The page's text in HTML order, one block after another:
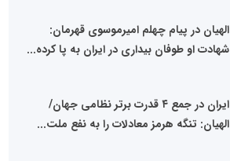
الهیان در پیام چهلم امیرموسوی قهرمان:
شهادت او طوفان بیداری در ایران به پا کرده...
ایران در جمع ۴ قدرت برتر نظامی جهان/
الهیان: تنگه هرمز معادلات را به نفع ملت...